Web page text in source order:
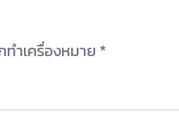
ำเครื่องหมาย *